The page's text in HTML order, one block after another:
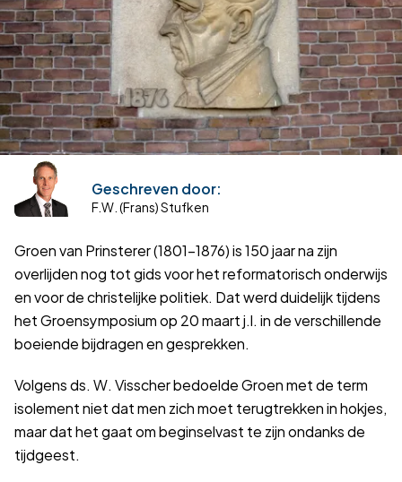
Terug naar overzicht
Geschreven door:
F.W. (Frans) Stufken
Groen van Prinsterer (1801–1876) is 150 jaar na zijn
overlijden nog tot gids voor het reformatorisch onderwijs
en voor de christelijke politiek. Dat werd duidelijk tijdens
het Groensymposium op 20 maart j.l. in de verschillende
boeiende bijdragen en gesprekken.
Volgens ds. W. Visscher bedoelde Groen met de term
isolement niet dat men zich moet terugtrekken in hokjes,
maar dat het gaat om beginselvast te zijn ondanks de
tijdgeest.